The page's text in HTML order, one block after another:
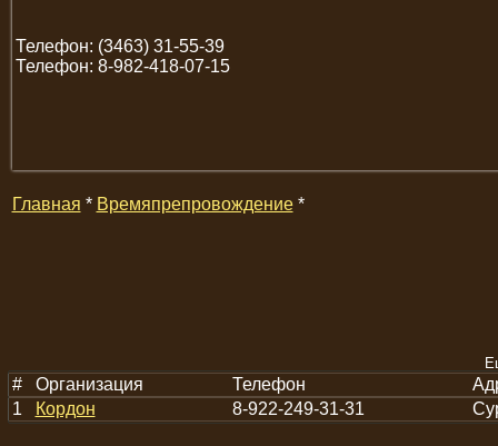
Телефон: (3463) 31-55-39
Телефон: 8-982-418-07-15
Главная * Времяпрепровождение*
# Организация Телефон
1
Кордон 8-922-249-31-31